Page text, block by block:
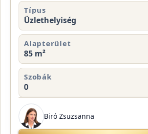
Típus
Üzlethelyiség
Alapterület
85 m²
Szobák
0
Biró Zsuzsanna